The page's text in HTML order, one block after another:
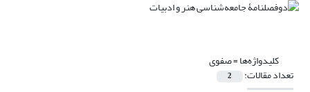
کلیدواژه‌ها =صفوی
تعداد مقالات: 2